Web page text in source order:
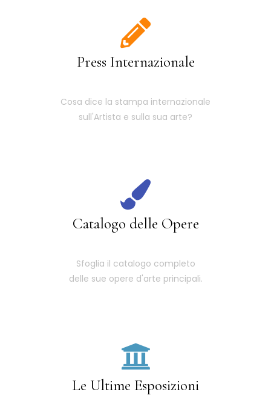
Press Internazionale
Cosa dice la stampa internazionale
sull'Artista e sulla sua arte?
Catalogo delle Opere
Sfoglia il catalogo completo
delle sue opere d'arte principali.
Le Ultime Esposizioni